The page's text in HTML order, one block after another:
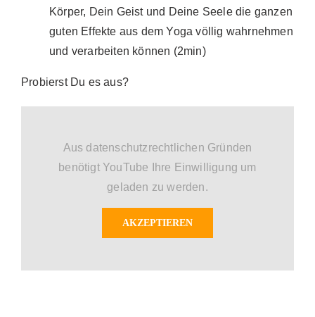
Körper, Dein Geist und Deine Seele die ganzen
guten Effekte aus dem Yoga völlig wahrnehmen
und verarbeiten können (2min)
Probierst Du es aus?
Aus datenschutzrechtlichen Gründen
benötigt YouTube Ihre Einwilligung um
geladen zu werden.
AKZEPTIEREN